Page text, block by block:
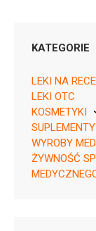
30 tabl.
KATEGORIE
LEKI NA
LEKI OTC
KOSMETYKI
Pierre Fabre
WYROBY
KikGel
ŻYWNOŚĆ